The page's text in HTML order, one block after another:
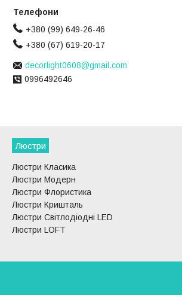
+380 (99) 649-26-46
+380 (67) 619-20-17
decorlight0608@gmail.com
0996492646
Люстри
Люстри Класика
Люстри Модерн
Люстри Флористика
Люстри Кришталь
Люстри Світлодіодні LED
Люстри LOFT